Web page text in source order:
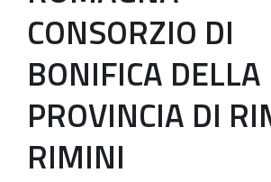
CONSORZIO DI
BONIFICA DELLA
PROVINCIA DI
RIMINI